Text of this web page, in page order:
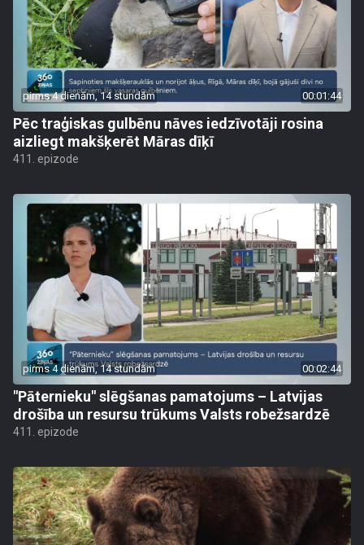
pirms 4 dienām, 14 stundām 00:01:44
Pēc traģiskas gulbēnu nāves iedzīvotāji rosina
aizliegt makšķerēt Māras dīķī
411. epizode
pirms 4 dienām, 14 stundām 00:02:44
"Pāternieku" slēgšanas pamatojums – Latvijas
drošība un resursu trūkums Valsts robežsardzē
411. epizode